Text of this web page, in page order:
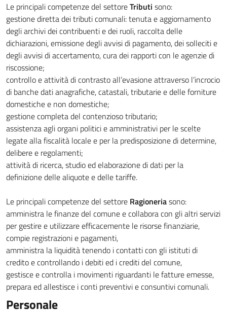
Le principali competenze del settoreTributi sono:
gestione diretta dei tributi comunali: tenuta e aggiornamento
degli archivi dei contribuenti e dei ruoli, raccolta delle
dichiarazioni, emissione degli avvisi di pagamento, dei solleciti e
degli avvisi di accertamento, cura dei rapporti con le agenzie di
riscossione;
controllo e attività di contrasto all’evasione attraverso l’incrocio
di banche dati anagrafiche, catastali, tributarie e delle forniture
domestiche e non domestiche;
gestione completa del contenzioso tributario;
assistenza agli organi politici e amministrativi per le scelte
legate alla fiscalità locale e per la predisposizione di determine,
delibere e regolamenti;
attività di ricerca, studio ed elaborazione di dati per la
definizione delle aliquote e delle tariffe.
Le principali competenze del settore Ragioneriasono:
amministra le finanze del comune e collabora con gli altri servizi
per gestire e utilizzare efficacemente le risorse finanziarie,
compie registrazioni e pagamenti,
amministra la liquidità tenendo i contatti con gli istituti di
credito e controllando i debiti ed i crediti del comune,
gestisce e controlla i movimenti riguardanti le fatture emesse,
prepara ed allestisce i conti preventivi e consuntivi comunali.
Personale